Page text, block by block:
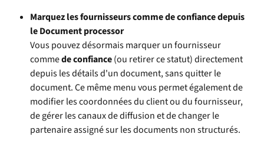
Marquez les fournisseurs comme de confiance depuis
le Document processor
Vous pouvez désormais marquer un fournisseur
comme de confiance (ou retirer ce statut) directement
depuis les détails d'un document, sans quitter le
document. Ce même menu vous permet également de
modifier les coordonnées du client ou du fournisseur,
de gérer les canaux de diffusion et de changer le
partenaire assigné sur les documents non structurés.